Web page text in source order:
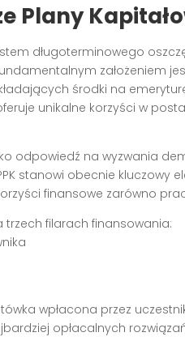
Plany
długoterminowego
założeniem
środki na
unikalne korzyści w
odpowiedź na wyzwania
stanowi obecnie kluczowy
finansowe zarówno
trzech filarach finansowania:
wpłacona przez
opłacalnych